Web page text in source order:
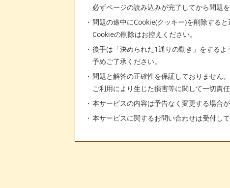
必ずページの読み込みが完了してから問題
問題の途中にCookie(クッキー)を削除すると
Cookieの削除はお控えください。
後手は「決められた1通りの動き」をするよ
予めご了承ください。
問題と解答の正確性を保証しておりません。
ご利用により生じた損害等に関して一切責任
本サービスの内容は予告なく変更する場合
本サービスに関するお問い合わせは受付し